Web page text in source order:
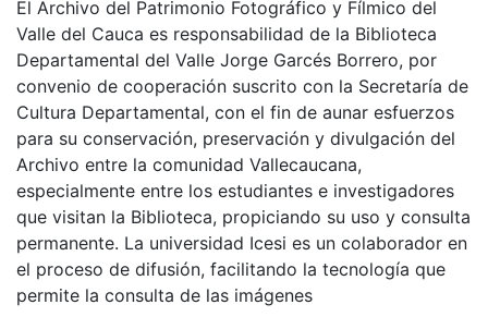
El Archivo del Patrimonio Fotográfico y Fílmico del
Valle del Cauca es responsabilidad de la Biblioteca
Departamental del Valle Jorge Garcés Borrero, por
convenio de cooperación suscrito con la Secretaría de
Cultura Departamental, con el fin de aunar esfuerzos
para su conservación, preservación y divulgación del
Archivo entre la comunidad Vallecaucana,
especialmente entre los estudiantes e investigadores
que visitan la Biblioteca, propiciando su uso y consulta
permanente. La universidad Icesi es un colaborador en
el proceso de difusión, facilitando la tecnología que
permite la consulta de las imágenes